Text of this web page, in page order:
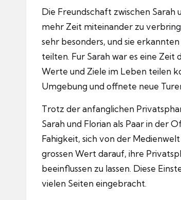
Die Freundschaft zwischen Sarah
mehr Zeit miteinander zu
sehr besonders, und sie
teilten. Fur Sarah war es eine Zeit
Werte und Ziele im Leben teilen
Umgebung und offnete neue
Trotz der anfanglichen
Sarah und Florian als Paar in der
Fahigkeit, sich von der
grossen Wert darauf, ihre
beeinflussen zu lassen. Diese
vielen Seiten eingebracht.